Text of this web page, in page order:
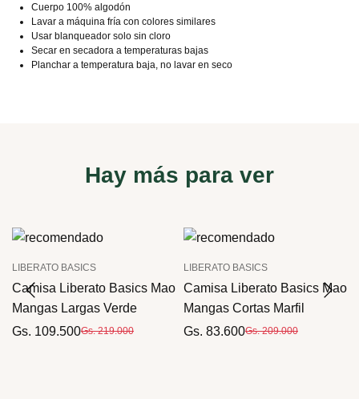
Cuerpo 100% algodón
Lavar a máquina fría con colores similares
Usar blanqueador solo sin cloro
Secar en secadora a temperaturas bajas
Planchar a temperatura baja, no lavar en seco
Hay más para ver
LIBERATO BASICS
Camisa Liberato Basics Mao
Mangas Largas Verde
Gs. 109.500Gs. 219.000
LIBERATO BASICS
Camisa Liberato Basics Mao
Mangas Cortas Marfil
Gs. 83.600Gs. 209.000